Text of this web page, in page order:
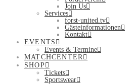
Join Us
Services
forst-united.tv
Gästeinformationen
Kontakt
EVENTS
Events & Termine
MATCHCENTER
SHOP
Tickets
Sportswear